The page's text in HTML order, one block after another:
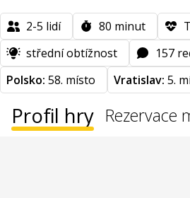
2-5 lidí 80 minut
střední obtížnost
157
Polsko: 58. místo Vratislav: 5.
Profil hry Rezervace